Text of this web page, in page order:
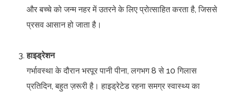
और बच्चे को जन्म नहर में उतरने के लिए प्रोत्साहित करता है, जिससे
प्रसव आसान हो जाता है।
हाइड्रेशन
गर्भावस्था के दौरान भरपूर पानी पीना, लगभग 8 से 10 गिलास
प्रतिदिन, बहुत ज़रूरी है। हाइड्रेटेड रहना समग्र स्वास्थ्य का